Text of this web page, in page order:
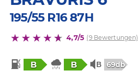
195/55 R16 87H
4,7/5 (9 Bewertungen)
B B 69db